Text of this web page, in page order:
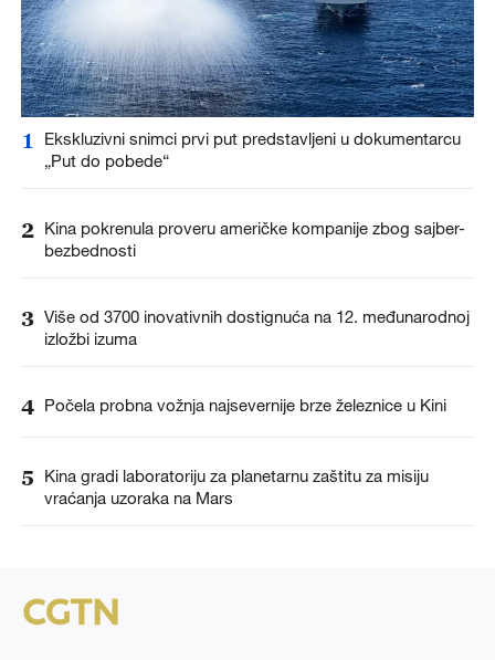
1
Ekskluzivni snimci prvi put predstavljeni u dokumentarcu
„Put do pobede“
2 Kina pokrenula proveru američke kompanije zbog sajber-
bezbednosti
3 Više od 3700 inovativnih dostignuća na 12. međunarodnoj
izložbi izuma
4 Počela probna vožnja najsevernije brze železnice u Kini
5
Kina gradi laboratoriju za planetarnu zaštitu za misiju
vraćanja uzoraka na Mars